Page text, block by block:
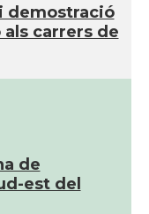
demostració
carrers de
de
est del